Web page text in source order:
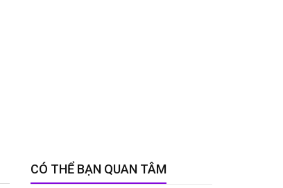
CÓ THỂ BẠN QUAN TÂM